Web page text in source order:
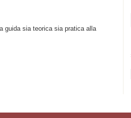
guida sia teorica sia pratica alla